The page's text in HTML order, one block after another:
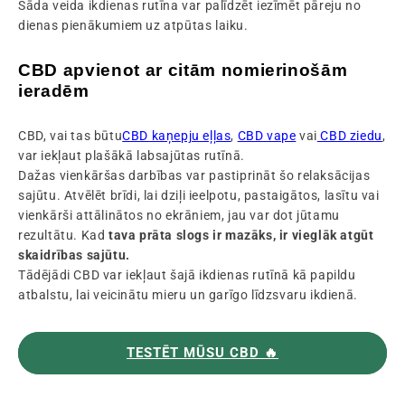
Šāda veida ikdienas rutīna var palīdzēt iezīmēt pāreju no
dienas pienākumiem uz atpūtas laiku.
CBD apvienot ar citām nomierinošām
ieradēm
CBD, vai tas būtuCBD kaņepju eļļas, CBD vape vai CBD ziedu,
var iekļaut plašākā labsajūtas rutīnā.
Dažas vienkāršas darbības var pastiprināt šo relaksācijas
sajūtu. Atvēlēt brīdi, lai dziļi ieelpotu, pastaigātos, lasītu vai
vienkārši attālinātos no ekrāniem, jau var dot jūtamu
rezultātu. Kad tava prāta slogs ir mazāks, ir vieglāk atgūt
skaidrības sajūtu.
Tādējādi CBD var iekļaut šajā ikdienas rutīnā kā papildu
atbalstu, lai veicinātu mieru un garīgo līdzsvaru ikdienā.
TESTĒT MŪSU CBD 🔥